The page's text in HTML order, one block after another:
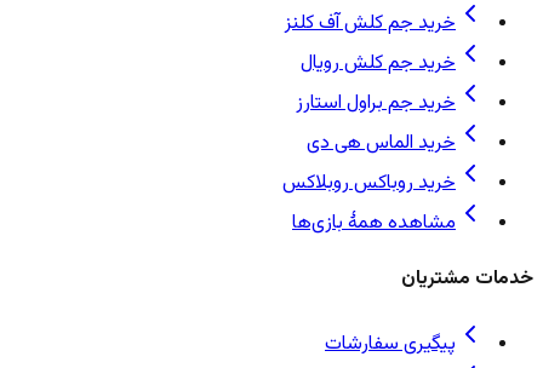
خرید جم کلش آف کلنز
خرید جم کلش رویال
خرید جم براول استارز
خرید الماس هی دی
خرید روباکس روبلاکس
مشاهده همهٔ بازی‌ها
خدمات مشتریان
پیگیری سفارشات